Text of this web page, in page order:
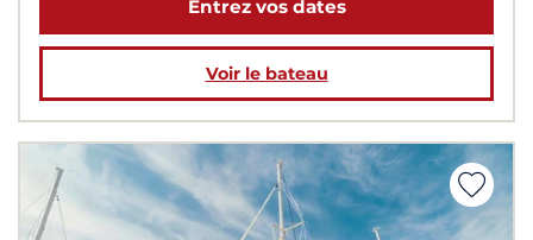
Entrez vos dates
Voir le bateau